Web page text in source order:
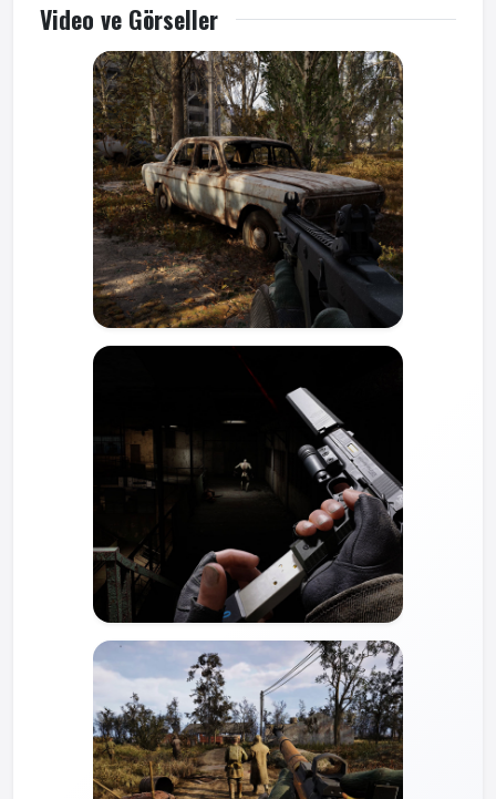
Video ve Görseller